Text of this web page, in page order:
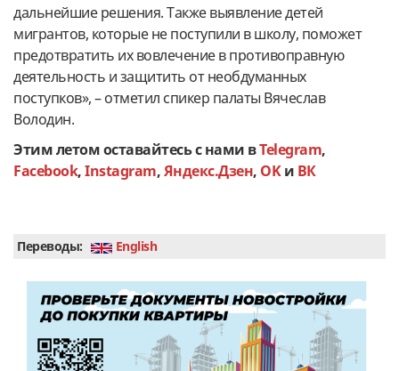
дальнейшие решения. Также выявление детей
мигрантов, которые не поступили в школу, поможет
предотвратить их вовлечение в противоправную
деятельность и защитить от необдуманных
поступков», – отметил спикер палаты Вячеслав
Володин.
Этим летом оставайтесь с нами вTelegram,
Facebook,Instagram,Яндекс.Дзен, OK и ВК
Переводы: English